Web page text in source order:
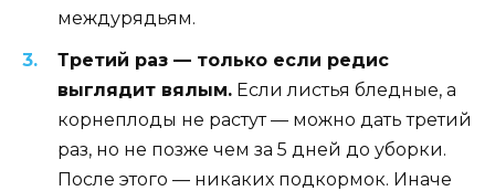
междурядьям.
Третий раз — только если редис
выглядит вялым. Если листья бледные, а
корнеплоды не растут — можно дать третий
раз, но не позже чем за 5 дней до уборки.
После этого — никаких подкормок. Иначе